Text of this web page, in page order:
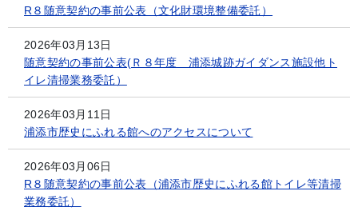
R８随意契約の事前公表（文化財環境整備委託）
2026年03月13日
随意契約の事前公表(Ｒ８年度 浦添城跡ガイダンス施設他ト
イレ清掃業務委託）
2026年03月11日
浦添市歴史にふれる館へのアクセスについて
2026年03月06日
R８随意契約の事前公表（浦添市歴史にふれる館トイレ等清掃
業務委託）